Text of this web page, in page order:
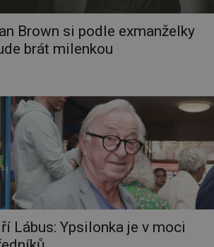
Brown si podle exmanželky
brát milenkou
Lábus: Ypsilonka je v moci